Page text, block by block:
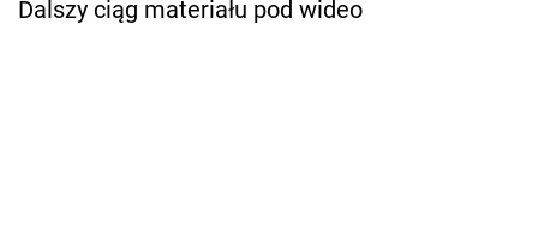
Dalszy ciąg materiału pod wideo